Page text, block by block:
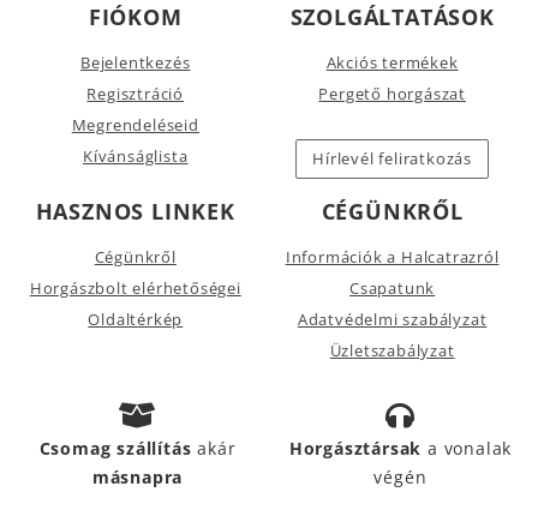
FIÓKOM
Bejelentkezés
Regisztráció
Megrendeléseid
Kívánságlista
SZOLGÁLTATÁSOK
Akciós termékek
Pergető horgászat
Hírlevél feliratkozás
HASZNOS LINKEK
Cégünkről
Horgászbolt elérhetőségei
Oldaltérkép
CÉGÜNKRŐL
Információk a Halcatrazról
Csapatunk
Adatvédelmi szabályzat
Üzletszabályzat
Csomag szállításakár
másnapra
Horgásztársak a vonalak
végén